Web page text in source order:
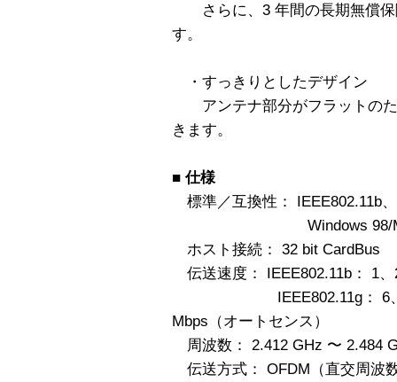
さらに、3 年間の長期無償保
す。
・すっきりとしたデザイン
アンテナ部分がフラットのた
きます。
■仕様
標準／互換性： IEEE802.11b
Windows 98/Me/
ホスト接続： 32 bit CardBus
伝送速度： IEEE802.11b： 1
IEEE802.11g： 6、9、
Mbps（オートセンス）
周波数： 2.412 GHz 〜 2.484
伝送方式： OFDM（直交周波